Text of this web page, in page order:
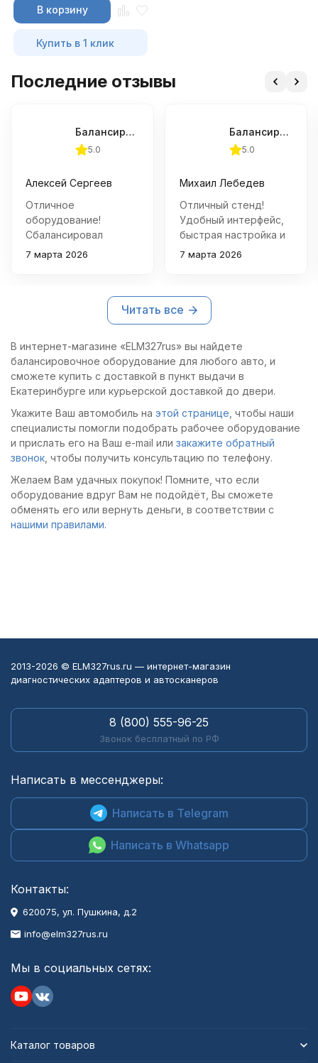
В корзину
Купить в 1 клик
Последние отзывы
Балансировочный стенд СТАНКОИМПОРТ ST-303A (M) автомат (10"-24")
5.0
Алексей Сергеев
Отличное
оборудование!
Сбалансировал
несколько десятков
Интуитивно понятный
интерфейс, качество
7 марта 2026
Балансировочный стенд СТАНКОИМПОРТ ST-302A полуавтомат (10"-24")
5.0
Михаил Лебедев
Отличный стенд!
Удобный интерфейс,
быстрая настройка и
надежная работа.
7 марта 2026
Читать все
В интернет-магазине «ELM327rus» вы найдете
балансировочное оборудование для любого авто, и
сможете купить с доставкой в пункт выдачи в
Екатеринбурге или курьерской доставкой до двери.
Укажите Ваш автомобиль на этой странице , чтобы наши
специалисты помогли подобрать рабочее оборудование
и прислать его на Ваш e-mail или закажите обратный
звонок , чтобы получить консультацию по телефону.
Желаем Вам удачных покупок! Помните, что если
оборудование вдруг Вам не подойдёт, Вы сможете
обменять его или вернуть деньги, в соответствии с
нашими правилами.
2013-2026 © ELM327rus.ru — интернет-магазин
диагностических адаптеров и автосканеров
8 (800) 555-96-25
Звонок бесплатный по РФ
Написать в мессенджеры:
Написать в Telegram
Написать в Whatsapp
Контакты:
620075, ул. Пушкина, д.2
info@elm327rus.ru
Мы в социальных сетях:
Каталог товаров